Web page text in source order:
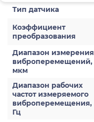
Тип датчика
Коэффициент
преобразования
Диапазон измерения
виброперемещений,
мкм
Диапазон рабочих
частот измеряемого
виброперемещения,
Гц